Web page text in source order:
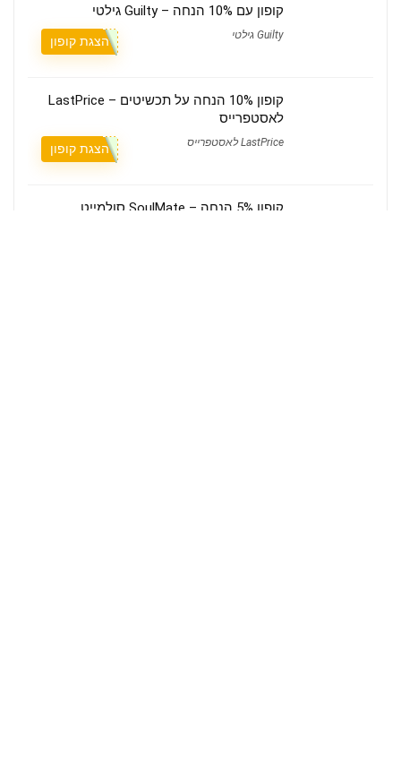
קופון עם 10% הנחה – Guilty גילטי
Guilty גילטי הצגת קופון
קופון 10% הנחה על תכשיטים – LastPrice
לאסטפרייס
LastPrice לאסטפרייס הצגת קופון
קופון 5% הנחה – SoulMate סולמייט